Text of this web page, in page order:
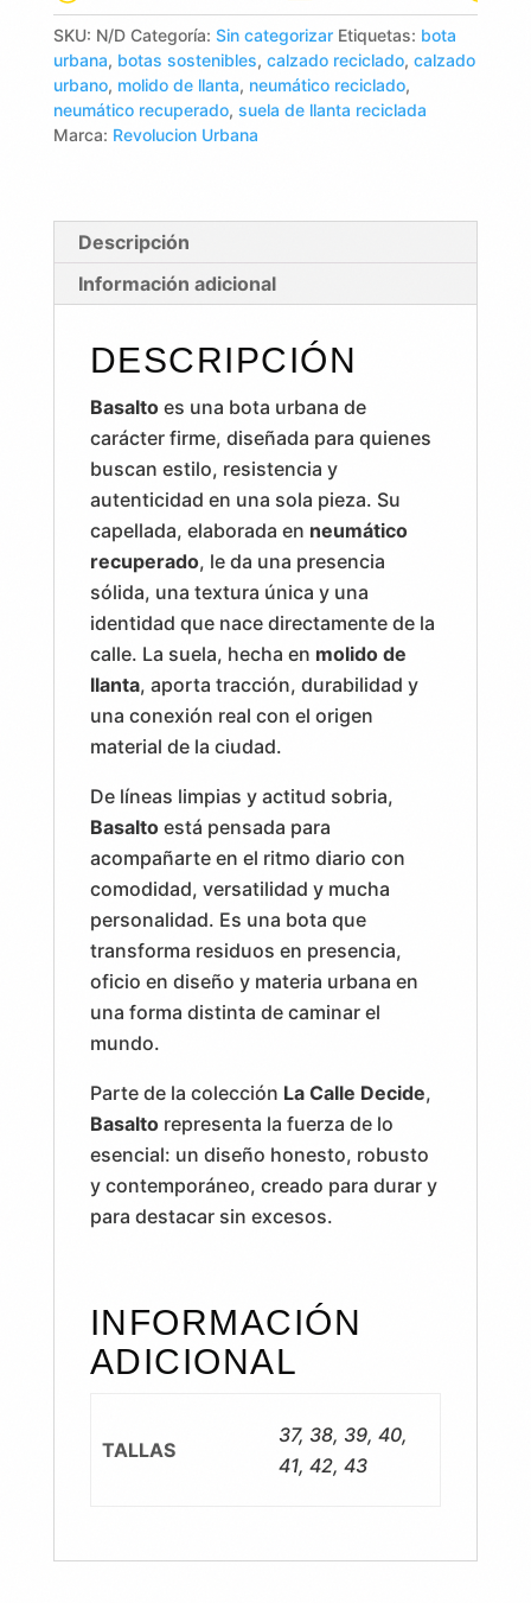
SKU: N/D Categoría: Sin categorizar Etiquetas: bota
urbana, botas sostenibles, calzado reciclado, calzado
urbano, molido de llanta, neumático reciclado,
neumático recuperado, suela de llanta reciclada
Marca: Revolucion Urbana
Descripción
Información adicional
DESCRIPCIÓN
Basaltoes una bota urbana de
carácter firme, diseñada para quienes
buscan estilo, resistencia y
autenticidad en una sola pieza. Su
capellada, elaborada en neumático
recuperado, le da una presencia
sólida, una textura única y una
identidad que nace directamente de la
calle. La suela, hecha en molido de
llanta, aporta tracción, durabilidad y
una conexión real con el origen
material de la ciudad.
De líneas limpias y actitud sobria,
Basaltoestá pensada para
acompañarte en el ritmo diario con
comodidad, versatilidad y mucha
personalidad. Es una bota que
transforma residuos en presencia,
oficio en diseño y materia urbana en
una forma distinta de caminar el
mundo.
Parte de la colección La Calle Decide,
Basaltorepresenta la fuerza de lo
esencial: un diseño honesto, robusto
y contemporáneo, creado para durar y
para destacar sin excesos.
INFORMACIÓN
ADICIONAL
TALLAS
37, 38, 39, 40,
41, 42, 43